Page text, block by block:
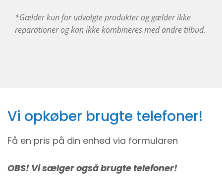
*Gælder kun for udvalgte produkter og gælder ikke
reparationer og kan ikke kombineres med andre tilbud.
Vi opkøber brugte telefoner!
Få en pris på din enhed via formularen
OBS! Vi sælger også brugte telefoner!